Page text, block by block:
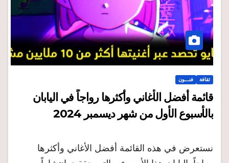
ثقافة فنـــون
قائمة أفضل الأغاني وأكثرها رواجاً في اليابان
بالأسبوع الأول من شهر ديسمبر 2024
نستعرض في هذه القائمة أفضل الأغاني وأكثرها